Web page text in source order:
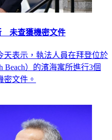
未查獲機密文件
天表示，執法人員在拜登位於
Beach）的濱海寓所進行3個
密文件。